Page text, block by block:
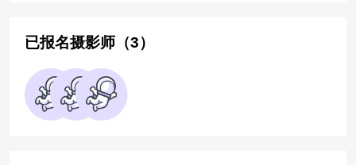
已报名摄影师（3）